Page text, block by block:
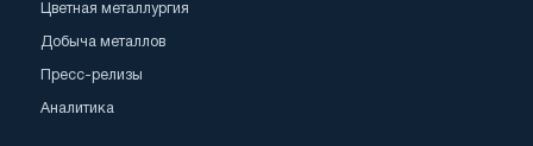
Цветная металлургия
Добыча металлов
Пресс-релизы
Аналитика